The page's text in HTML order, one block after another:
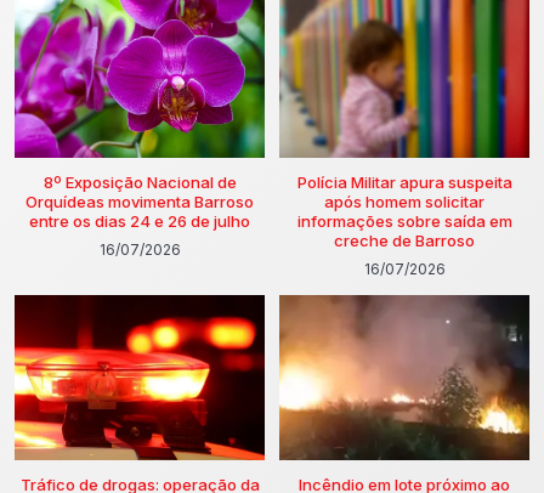
8º Exposição Nacional de
Orquídeas movimenta Barroso
entre os dias 24 e 26 de julho
16/07/2026
Polícia Militar apura suspeita
após homem solicitar
informações sobre saída em
creche de Barroso
16/07/2026
Tráfico de drogas: operação da
Incêndio em lote próximo ao